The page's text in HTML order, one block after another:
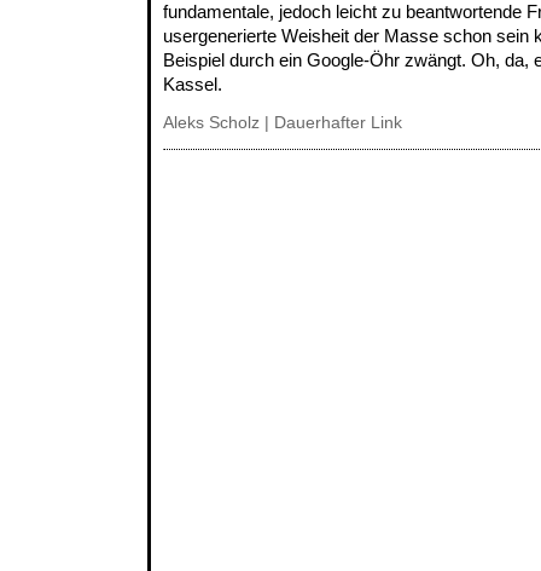
fundamentale, jedoch leicht zu beantwortende
usergenerierte Weisheit der Masse schon sein
Beispiel durch ein Google-Öhr zwängt. Oh, da,
Kassel.
Aleks Scholz | Dauerhafter Link